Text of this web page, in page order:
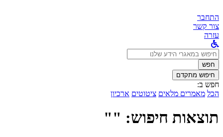
התחבר
צור קשר
עזרה
לחפש
ב:חפש
חיפוש מתקדם
חפש ב:
הכל מאמרים מלאים ציטוטים ארכיון
תוצאות חיפוש: ""